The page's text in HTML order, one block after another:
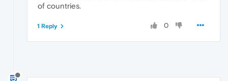
of countries.
0
1 Reply